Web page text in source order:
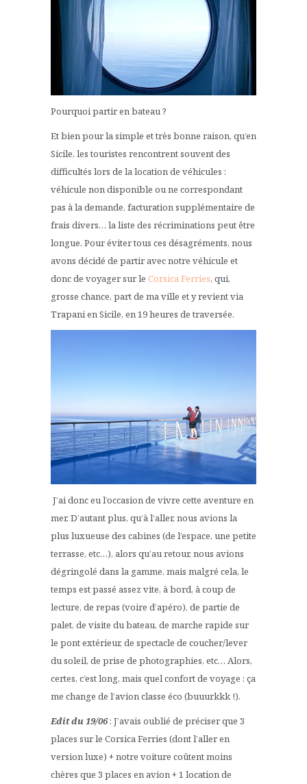
Pourquoi partir en bateau ?
Et bien pour la simple et très bonne raison, qu’en
Sicile, les touristes rencontrent souvent des
difficultés lors de la location de véhicules :
véhicule non disponible ou ne correspondant
pas à la demande, facturation supplémentaire de
frais divers… la liste des récriminations peut être
longue. Pour éviter tous ces désagréments, nous
avons décidé de partir avec notre véhicule et
donc de voyager sur le Corsica Ferries, qui,
grosse chance, part de ma ville et y revient via
Trapani en Sicile, en 19 heures de traversée.
J’ai donc eu l’occasion de vivre cette aventure en
mer. D’autant plus, qu’à l’aller, nous avions la
plus luxueuse des cabines (de l’espace, une petite
terrasse, etc…), alors qu’au retour, nous avions
dégringolé dans la gamme, mais malgré cela, le
temps est passé assez vite, à bord, à coup de
lecture, de repas (voire d’apéro), de partie de
palet, de visite du bateau, de marche rapide sur
le pont extérieur, de spectacle de coucher/lever
du soleil, de prise de photographies, etc… Alors,
certes, c’est long, mais quel confort de voyage : ça
me change de l’avion classe éco (buuurkkk !).
Edit du 19/06: J’avais oublié de préciser que 3
places sur le Corsica Ferries (dont l’aller en
version luxe) + notre voiture coûtent moins
chères que 3 places en avion + 1 location de